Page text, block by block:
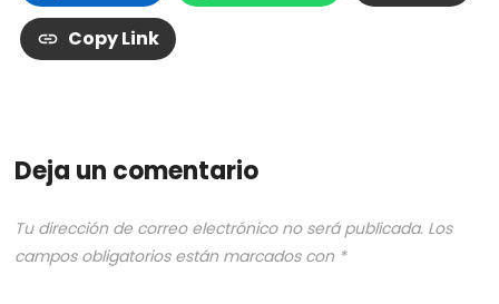
Copy Link
Deja un comentario
Tu dirección de correo electrónico no será publicada. Los
campos obligatorios están marcados con *